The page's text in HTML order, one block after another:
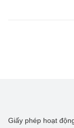
Giấy phép hoạt